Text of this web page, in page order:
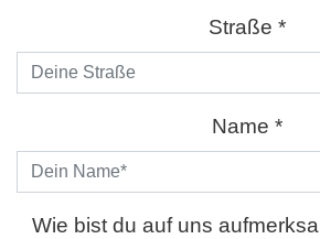
Straße *
Name *
Wie bist du auf uns